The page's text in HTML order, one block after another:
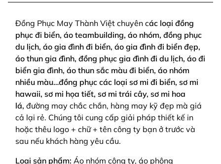
Đồng Phục May Thành Việt chuyên các loại đồng
phục đi biển, áo teambuilding, áo nhóm, đồng phục
du lịch, áo gia đình đi biển, áo gia đình đi biển đẹp,
áo thun gia đình, đồng phục gia đình đi du lịch, áo đi
biển gia đình, áo thun sắc màu đi biển, áo nhóm
nhiều màu…đồng phục các loại sơ mi đi biển, sơ mi
hawaii, sơ mi họa tiết, sơ mi trái cây, sơ mi hoa
lá, đường may chắc chắn, hàng may kỹ đẹp mà giá
cả lại rẻ. Chúng tôi cung cấp giải pháp thiết kế in
hoặc thêu logo + chữ + tên công ty bạn ở trước và
sau nếu khách hàng yêu cầu.
Loại sản phẩm: Áo nhóm công ty, áo phông